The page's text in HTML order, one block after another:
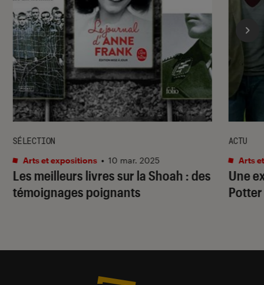
Les meilleurs livres sur la Shoah : des
témoignages poignants
SÉLECTION
Arts et expositions • 10 mar. 2025
Une
ACTU
Arts